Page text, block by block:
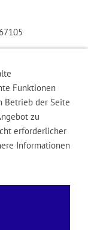
10, 67105
Funktionen
Betrieb der Seite
zu
erforderlicher
Informationen